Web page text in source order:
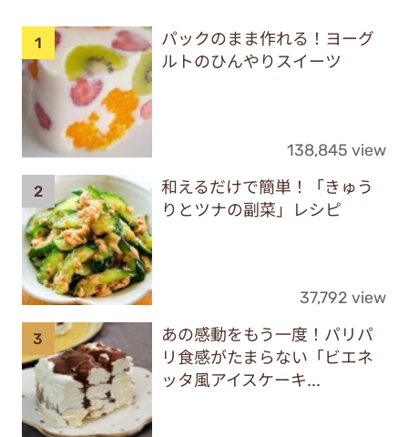
ッタ風アイスケーキ...
35,317 view